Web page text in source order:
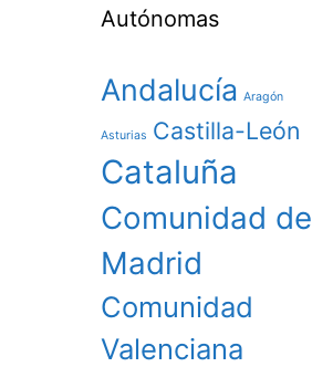
Autónomas
Andalucía Aragón
Asturias Castilla-León
Cataluña
Comunidad de
Madrid
Comunidad
Valenciana